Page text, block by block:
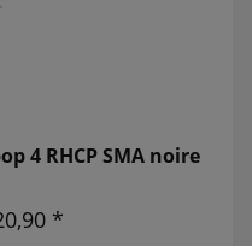
4 RHCP SMA noire
*